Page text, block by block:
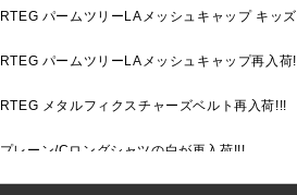
RTEG パームツリーLAメッシュキャップ キッ
RTEG パームツリーLAメッシュキャップ再入荷
RTEG メタルフィクスチャーズベルト再入荷!!!
プレーン/Cロングシャツの白が再入荷!!!